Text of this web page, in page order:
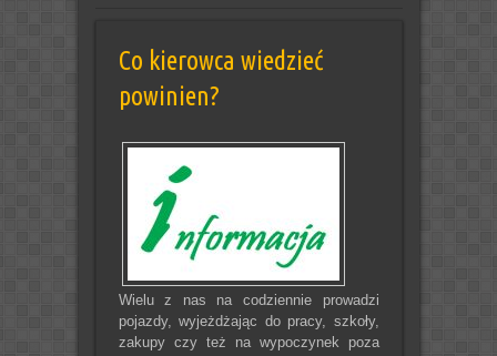
Co kierowca wiedzieć
powinien?
Wielu z nas na codziennie prowadzi
pojazdy, wyjeżdżając do pracy, szkoły,
zakupy czy też na wypoczynek poza